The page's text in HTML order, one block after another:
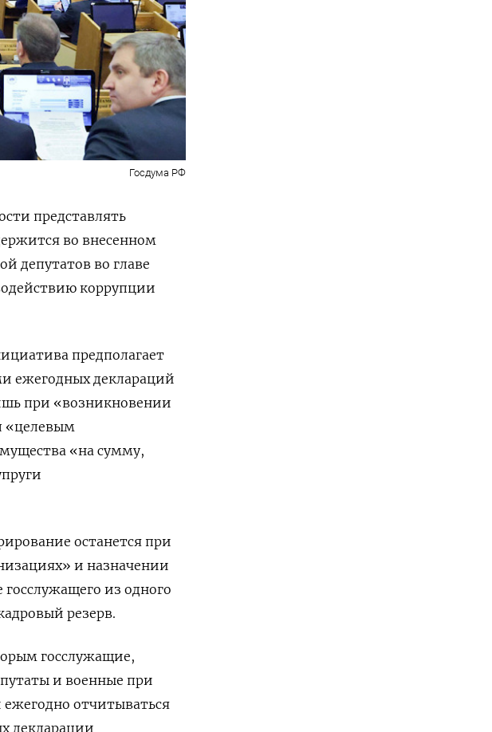
Госдума РФ
представлять
во внесенном
депутатов во главе
коррупции
предполагает
ежегодных деклараций
при «возникновении
«целевым
«на сумму,
останется при
и назначении
из одного
резерв.
госслужащие,
и военные при
отчитываться
декларации